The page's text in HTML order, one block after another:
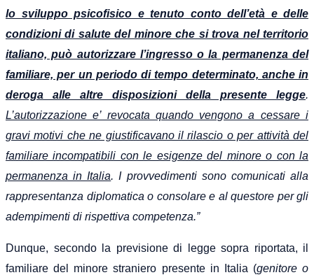
lo sviluppo psicofisico e tenuto conto dell’età e delle
condizioni di salute del minore che si trova nel territorio
italiano, può autorizzare l’ingresso o la permanenza del
familiare, per un periodo di tempo determinato, anche in
deroga alle altre disposizioni della presente legge.
L’autorizzazione e’ revocata quando vengono a cessare i
gravi motivi che ne giustificavano il rilascio o per attività del
familiare incompatibili con le esigenze del minore o con la
permanenza in Italia. I provvedimenti sono comunicati alla
rappresentanza diplomatica o consolare e al questore per gli
adempimenti di rispettiva competenza.”
Dunque, secondo la previsione di legge sopra riportata, il
familiare del minore straniero presente in Italia (genitore o